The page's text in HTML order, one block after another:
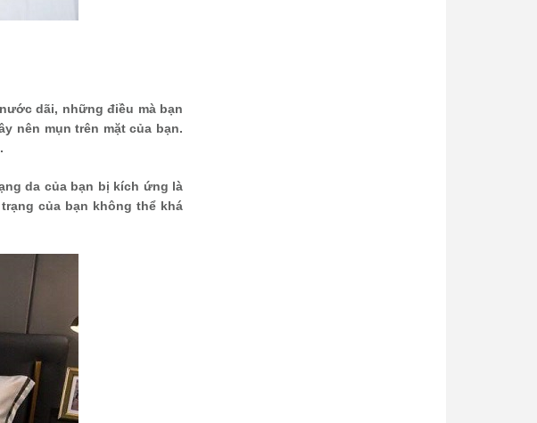
dãi, những điều mà bạn
nên mụn trên mặt của bạn.
da của bạn bị kích ứng là
của bạn không thể khá